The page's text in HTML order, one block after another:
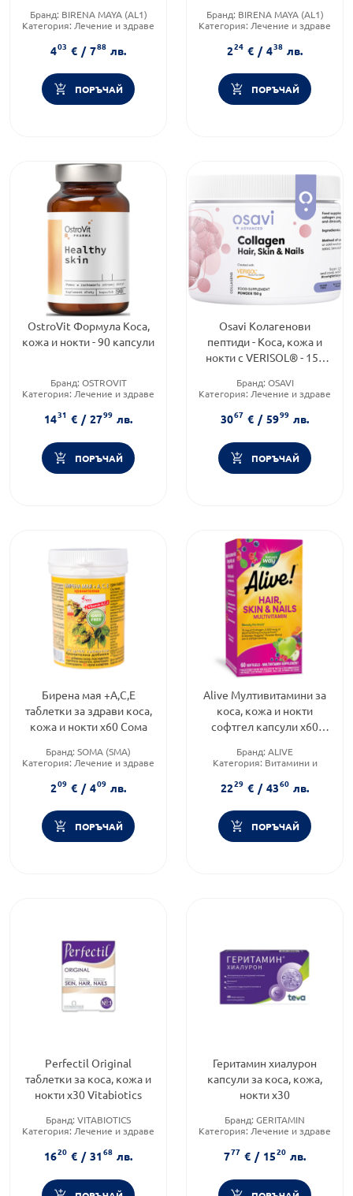
Бранд: BIRENA MAYA (AL1)
Категория: Лечение и здраве
403 € / 788 лв.
ПОРЪЧАЙ
Бранд: BIRENA MAYA (AL1)
Категория: Лечение и здраве
224 € / 438 лв.
ПОРЪЧАЙ
OstroVit Формула Коса,
кожа и нокти - 90 капсули
Бранд: OSTROVIT
Категория: Лечение и здраве
1431 € / 2799 лв.
ПОРЪЧАЙ
Osavi Колагенови
пептиди - Коса, кожа и
нокти с VERISOL® - 150
Бранд: OSAVI
Категория: Лечение и здраве
3067 € / 5999 лв.
ПОРЪЧАЙ
Бирена мая +А,С,Е
таблетки за здрави коса,
кожа и нокти х60 Сома
Бранд: SOMA (SMA)
Категория: Лечение и здраве
209 € / 409 лв.
ПОРЪЧАЙ
Alive Мултивитамини за
коса, кожа и нокти
софтгел капсули х60
Бранд: ALIVE
Категория: Витамини и
Форма на продукта: капсули
2229 € / 4360 лв.
ПОРЪЧАЙ
Perfectil Original
таблетки за коса, кожа и
нокти х30 Vitabiotics
Бранд: VITABIOTICS
Категория: Лечение и здраве
1620 € / 3168 лв.
Геритамин хиалурон
капсули за коса, кожа,
нокти х30
Бранд: GERITAMIN
Категория: Лечение и здраве
777 € / 1520 лв.